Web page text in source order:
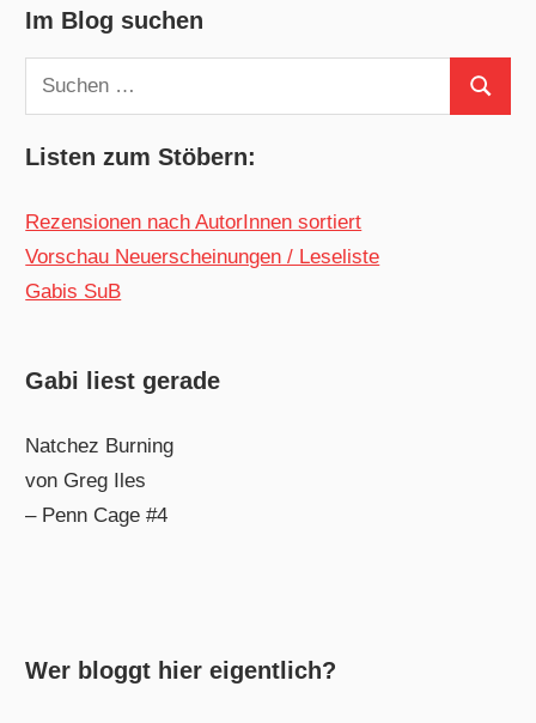
Im Blog suchen
Suchen
nach:
Suchen
Listen zum Stöbern:
Rezensionen nach AutorInnen sortiert
Vorschau Neuerscheinungen / Leseliste
Gabis SuB
Gabi liest gerade
Natchez Burning
von Greg Iles
– Penn Cage #4
Wer bloggt hier eigentlich?